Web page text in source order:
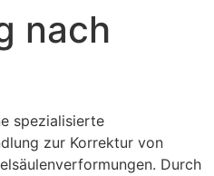
nach
spezialisierte
zur Korrektur von
Durch